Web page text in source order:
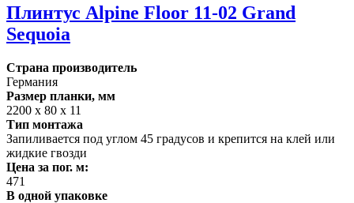
Плинтус Alpine Floor 11-02 Grand
Sequoia
Страна производитель
Германия
Размер планки, мм
2200 х 80 х 11
Тип монтажа
Запиливается под углом 45 градусов и крепится на клей или
жидкие гвозди
Цена за пог. м:
471
В одной упаковке